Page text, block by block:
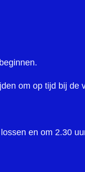
om op tijd bij de
en om 2.30